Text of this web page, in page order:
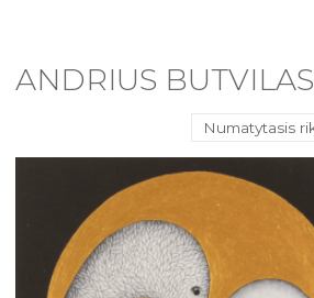
ANDRIUS BUTVILAS